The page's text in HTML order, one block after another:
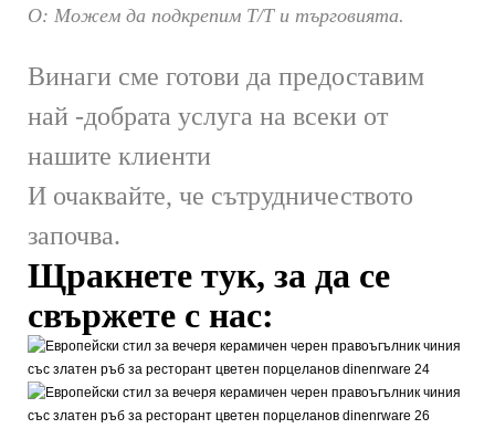
О: Можем да подкрепим T/T и търговията.
Винаги сме готови да предоставим
най -добрата услуга на всеки от
нашите клиенти
И очаквайте, че сътрудничеството
започва.
Щракнете тук, за да се
свържете с нас: